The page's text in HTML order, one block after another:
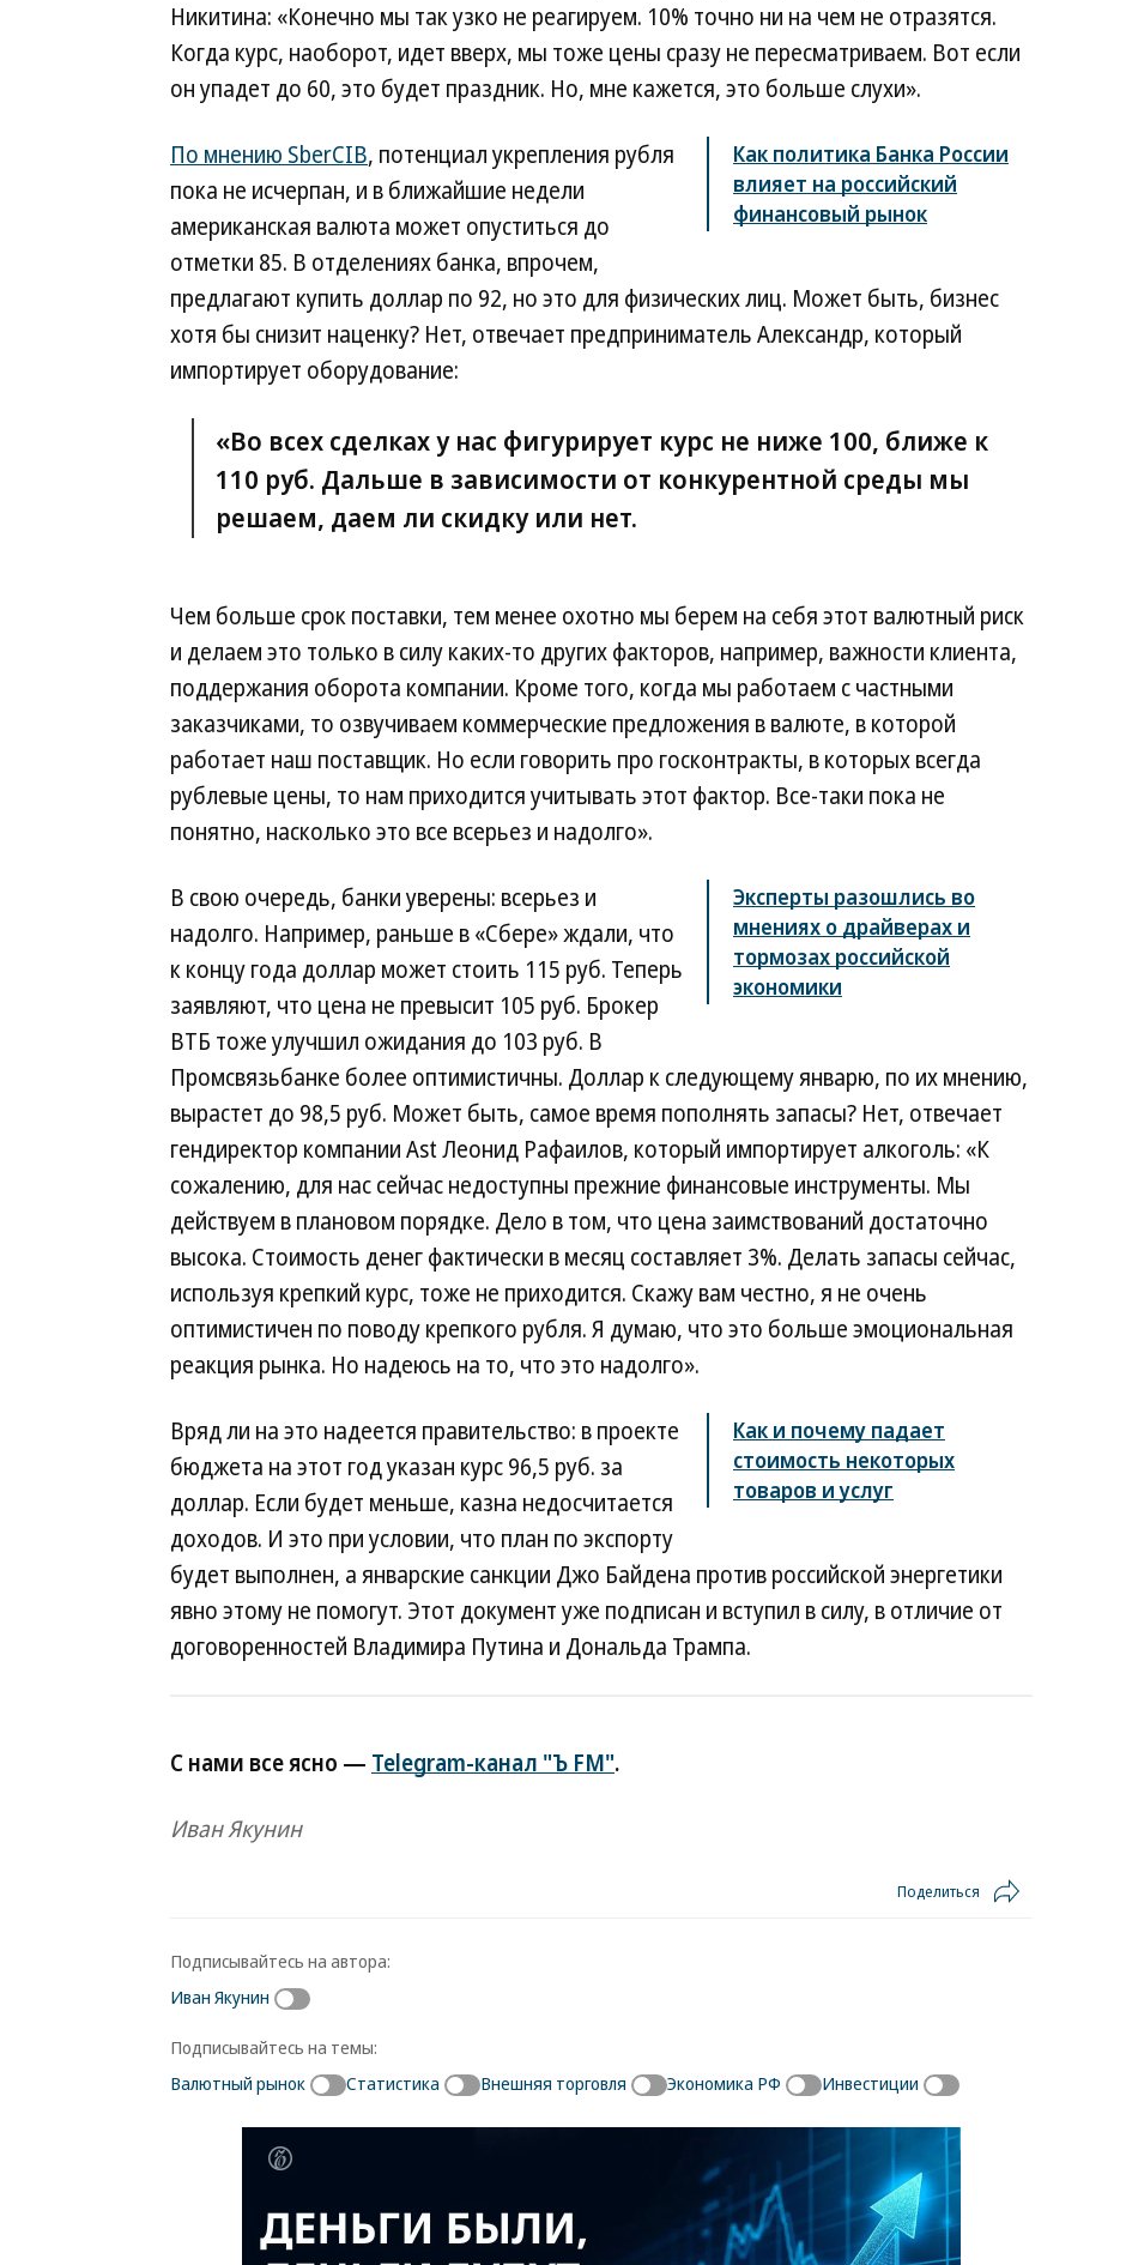
Никитина: «Конечно мы так узко не реагируем. 10% точно ни на чем не отразятся.
Когда курс, наоборот, идет вверх, мы тоже цены сразу не пересматриваем. Вот если
он упадет до 60, это будет праздник. Но, мне кажется, это больше слухи».
Как политика Банка России
влияет на российский
финансовый рынок
По мнению SberCIB, потенциал укрепления рубля
пока не исчерпан, и в ближайшие недели
американская валюта может опуститься до
отметки 85. В отделениях банка, впрочем,
предлагают купить доллар по 92, но это для физических лиц. Может быть, бизнес
хотя бы снизит наценку? Нет, отвечает предприниматель Александр, который
импортирует оборудование:
«Во всех сделках у нас фигурирует курс не ниже 100, ближе к
110 руб. Дальше в зависимости от конкурентной среды мы
решаем, даем ли скидку или нет.
Чем больше срок поставки, тем менее охотно мы берем на себя этот валютный риск
и делаем это только в силу каких-то других факторов, например, важности клиента,
поддержания оборота компании. Кроме того, когда мы работаем с частными
заказчиками, то озвучиваем коммерческие предложения в валюте, в которой
работает наш поставщик. Но если говорить про госконтракты, в которых всегда
рублевые цены, то нам приходится учитывать этот фактор. Все-таки пока не
понятно, насколько это все всерьез и надолго».
Эксперты разошлись во
мнениях о драйверах и
тормозах российской
экономики
В свою очередь, банки уверены: всерьез и
надолго. Например, раньше в «Сбере» ждали, что
к концу года доллар может стоить 115 руб. Теперь
заявляют, что цена не превысит 105 руб. Брокер
ВТБ тоже улучшил ожидания до 103 руб. В
Промсвязьбанке более оптимистичны. Доллар к следующему январю, по их мнению,
вырастет до 98,5 руб. Может быть, самое время пополнять запасы? Нет, отвечает
гендиректор компании Ast Леонид Рафаилов, который импортирует алкоголь: «К
сожалению, для нас сейчас недоступны прежние финансовые инструменты. Мы
действуем в плановом порядке. Дело в том, что цена заимствований достаточно
высока. Стоимость денег фактически в месяц составляет 3%. Делать запасы сейчас,
используя крепкий курс, тоже не приходится. Скажу вам честно, я не очень
оптимистичен по поводу крепкого рубля. Я думаю, что это больше эмоциональная
реакция рынка. Но надеюсь на то, что это надолго».
Как и почему падает
стоимость некоторых
товаров и услуг
Вряд ли на это надеется правительство: в проекте
бюджета на этот год указан курс 96,5 руб. за
доллар. Если будет меньше, казна недосчитается
доходов. И это при условии, что план по экспорту
будет выполнен, а январские санкции Джо Байдена против российской энергетики
явно этому не помогут. Этот документ уже подписан и вступил в силу, в отличие от
договоренностей Владимира Путина и Дональда Трампа.
С нами все ясно — Telegram-канал "Ъ FM".
Иван Якунин
Поделиться
Подписывайтесь на автора:
Иван Якунин
Подписывайтесь на темы:
Валютный рынок
Статистика Внешняя торговля Экономика РФ Инвестиции